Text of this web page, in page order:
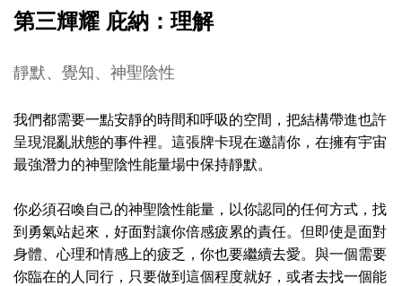
第三輝耀 庇納：理解
靜默、覺知、神聖陰性
我們都需要一點安靜的時間和呼吸的空間，把結構帶進也許
呈現混亂狀態的事件裡。這張牌卡現在邀請你，在擁有宇宙
最強潛力的神聖陰性能量場中保持靜默。
你必須召喚自己的神聖陰性能量，以你認同的任何方式，找
到勇氣站起來，好面對讓你倍感疲累的責任。但即使是面對
身體、心理和情感上的疲乏，你也要繼續去愛。與一個需要
你臨在的人同行，只要做到這個程度就好，或者去找一個能